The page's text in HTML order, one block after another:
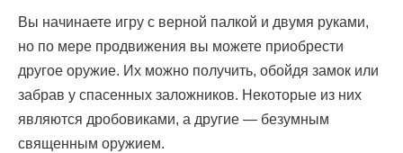
Вы начинаете игру с верной палкой и двумя руками,
но по мере продвижения вы можете приобрести
другое оружие. Их можно получить, обойдя замок или
забрав у спасенных заложников. Некоторые из них
являются дробовиками, а другие — безумным
священным оружием.